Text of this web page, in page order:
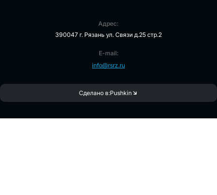
Адрес:
390047 г. Рязань ул. Связи д.25 стр.2
E-mail:
info@rsrz.ru
Сделано в:Pushkin